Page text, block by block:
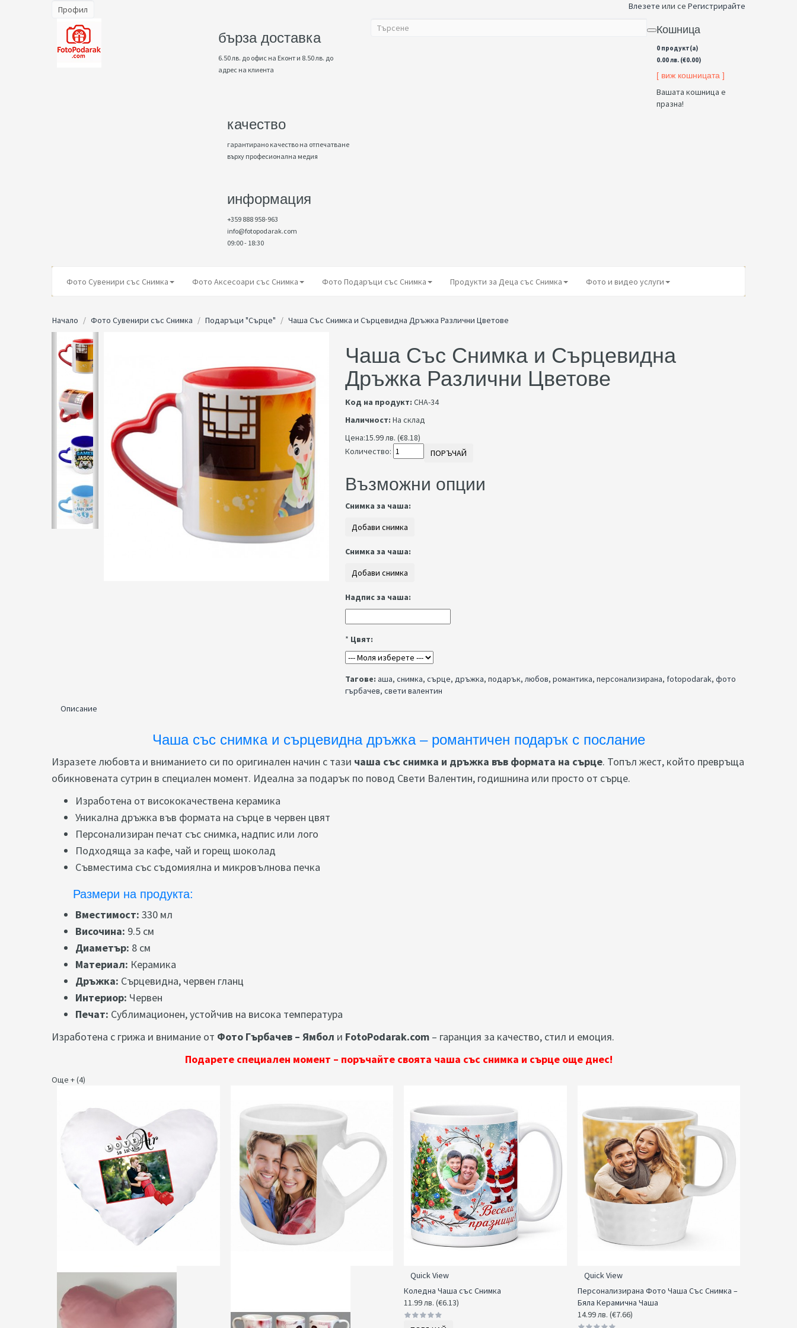
Профил Влезете или се Регистрирайте
бърза доставка
6.50 лв. до офис на Еконт и 8.50 лв. до
адрес на клиента
качество
гарантирано качество на отпечатване
върху професионална медия
информация
+359 888 958-963
info@fotopodarak.com
09:00 - 18:30
Кошница
0 продукт(а)
0.00 лв. (€0.00)
[ виж кошницата ]
Вашата кошница е
празна!
Фото Сувенири със Снимка Фото Аксесоари със Снимка Фото Подаръци със Снимка Продукти за Деца със Снимка Фото и видео услуги
Начало Фото Сувенири със Снимка Подаръци "Сърце" Чаша Със Снимка и Сърцевидна Дръжка Различни Цветове
Чаша Със Снимка и Сърцевидна
Дръжка Различни Цветове
Код на продукт: CHA-34
Наличност: На склад
Цена:15.99 лв. (€8.18)
Количество:
ПОРЪЧАЙ
Възможни опции
Снимка за чаша:
Снимка за чаша:
Надпис за чаша:
* Цвят:
Тагове: аша, снимка, сърце, дръжка, подарък, любов, романтика, персонализирана, fotopodarak, фото
гърбачев, свети валентин
Описание
Чаша със снимка и сърцевидна дръжка – романтичен подарък с послание
Изразете любовта и вниманието си по оригинален начин с тази чаша със снимка и дръжка във формата на сърце. Топъл жест, който превръща
обикновената сутрин в специален момент. Идеална за подарък по повод Свети Валентин, годишнина или просто от сърце.
Изработена от висококачествена керамика
Уникална дръжка във формата на сърце в червен цвят
Персонализиран печат със снимка, надпис или лого
Подходяща за кафе, чай и горещ шоколад
Съвместима със съдомиялна и микровълнова печка
Размери на продукта:
Вместимост: 330 мл
Височина: 9.5 см
Диаметър: 8 см
Материал: Керамика
Дръжка: Сърцевидна, червен гланц
Интериор: Червен
Печат: Сублимационен, устойчив на висока температура
Изработена с грижа и внимание от Фото Гърбачев – Ямбол и FotoPodarak.com – гаранция за качество, стил и емоция.
Подарете специален момент – поръчайте своята чаша със снимка и сърце още днес!
Още + (4)
Quick View
Коледна Чаша със Снимка
11.99 лв. (€6.13)
Quick View
Персонализирана Фото Чаша Със Снимка –
Бяла Керамична Чаша
14.99 лв. (€7.66)